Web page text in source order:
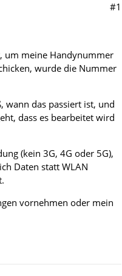
#1
um meine Handynummer
wurde die Nummer
wann das passiert ist, und
dass es bearbeitet wird
(kein 3G, 4G oder 5G),
Daten statt WLAN
vornehmen oder mein